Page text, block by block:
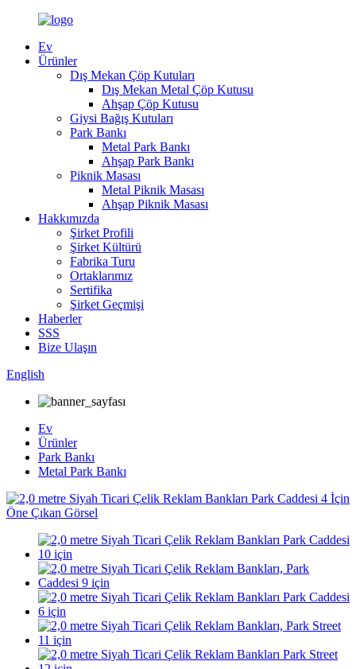
Ev
Ürünler
Dış Mekan Çöp Kutuları
Dış Mekan Metal Çöp Kutusu
Ahşap Çöp Kutusu
Giysi Bağış Kutuları
Park Bankı
Metal Park Bankı
Ahşap Park Bankı
Piknik Masası
Metal Piknik Masası
Ahşap Piknik Masası
Hakkımızda
Şirket Profili
Şirket Kültürü
Fabrika Turu
Ortaklarımız
Sertifika
Şirket Geçmişi
Haberler
SSS
Bize Ulaşın
English
Ev
Ürünler
Park Bankı
Metal Park Bankı